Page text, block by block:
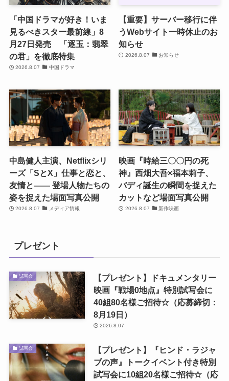
「中国ドラマが好き！いま
見るべきスター最前線」8
月27日発売 「逐玉：翡翠
の君」を徹底特集
2026.8.07 中国ドラマ
【重要】サーバー移行に伴
うWebサイト一時休止のお
知らせ
2026.8.07 お知らせ
中島健人主演、Netflixシリ
ーズ「SとX」仕事と恋と、
友情と―― 登場人物たちの
姿を捉えた場面写真公開
2026.8.07 メディア情報
映画『時給三〇〇円の死
神』西畑大吾×福本莉子、
バディ誕生の瞬間を捉えた
カットなど場面写真公開
2026.8.07 新作映画
プレゼント
試写会
【プレゼント】ドキュメンタリー
映画『戦場0地点』特別試写会に
40組80名様ご招待☆（応募締切：
8月19日）
2026.8.07
試写会
【プレゼント】『ヒンド・ラジャ
ブの声』トークイベント付き特別
試写会に10組20名様ご招待☆（応